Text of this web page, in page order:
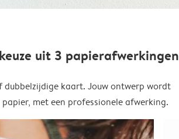
uit 3 papierafwerkingen
dubbelzijdige kaart. Jouw ontwerp wordt
met een professionele afwerking.